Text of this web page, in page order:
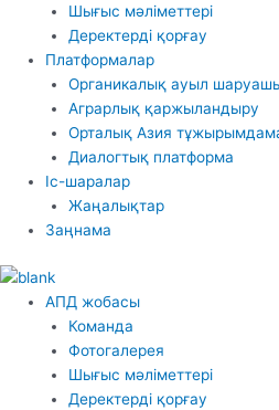
Шығыс мәліметтері
Деректерді қорғау
Платформалар
Органикалық ауыл
Аграрлық қаржыландыру
Орталық Азия
Диалогтық платформа
Іс-шаралар
Жаңалықтар
Заңнама
АПД жобасы
Команда
Фотогалерея
Шығыс мәліметтері
Деректерді қорғау